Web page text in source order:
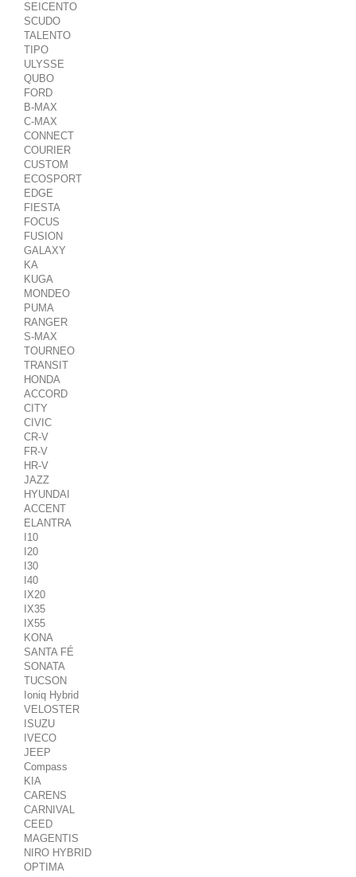
SEICENTO
SCUDO
TALENTO
TIPO
ULYSSE
QUBO
FORD
B-MAX
C-MAX
CONNECT
COURIER
CUSTOM
ECOSPORT
EDGE
FIESTA
FOCUS
FUSION
GALAXY
KA
KUGA
MONDEO
PUMA
RANGER
S-MAX
TOURNEO
TRANSIT
HONDA
ACCORD
CITY
CIVIC
CR-V
FR-V
HR-V
JAZZ
HYUNDAI
ACCENT
ELANTRA
I10
I20
I30
I40
IX20
IX35
IX55
KONA
SANTA FÉ
SONATA
TUCSON
Ioniq Hybrid
VELOSTER
ISUZU
IVECO
JEEP
Compass
KIA
CARENS
CARNIVAL
CEED
MAGENTIS
NIRO HYBRID
OPTIMA